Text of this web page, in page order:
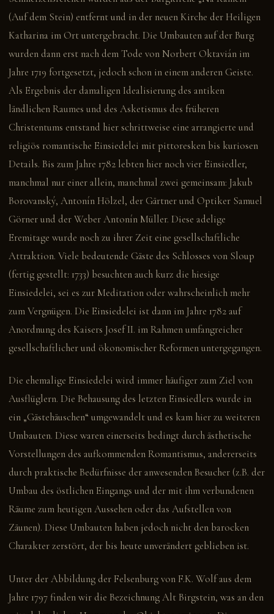
(Auf dem Stein) entfernt und in der neuen Kirche der Heiligen
Katharina im Ort untergebracht. Die Umbauten auf der Burg
wurden dann erst nach dem Tode von Norbert Oktavián im
Jahre 1719 fortgesetzt, jedoch schon in einem anderen Geiste.
Als Ergebnis der damaligen Idealisierung des antiken
ländlichen Raumes und des Asketismus des früheren
Christentums entstand hier schrittweise eine arrangierte und
religiös romantische Einsiedelei mit pittoresken bis kuriosen
Details. Bis zum Jahre 1782 lebten hier noch vier Einsiedler,
manchmal nur einer allein, manchmal zwei gemeinsam: Jakub
Borovanský, Antonín Hölzel, der Gärtner und Optiker Samuel
Görner und der Weber Antonín Müller. Diese adelige
Eremitage wurde noch zu ihrer Zeit eine gesellschaftliche
Attraktion. Viele bedeutende Gäste des Schlosses von Sloup
(fertig gestellt: 1733) besuchten auch kurz die hiesige
Einsiedelei, sei es zur Meditation oder wahrscheinlich mehr
zum Vergnügen. Die Einsiedelei ist dann im Jahre 1782 auf
Anordnung des Kaisers Josef II. im Rahmen umfangreicher
gesellschaftlicher und ökonomischer Reformen untergegangen.
Die ehemalige Einsiedelei wird immer häufiger zum Ziel von
Ausflüglern. Die Behausung des letzten Einsiedlers wurde in
ein „Gästehäuschen“ umgewandelt und es kam hier zu weiteren
Umbauten. Diese waren einerseits bedingt durch ästhetische
Vorstellungen des aufkommenden Romantismus, andererseits
durch praktische Bedürfnisse der anwesenden Besucher (z.B. der
Umbau des östlichen Eingangs und der mit ihm verbundenen
Räume zum heutigen Aussehen oder das Aufstellen von
Zäunen). Diese Umbauten haben jedoch nicht den barocken
Charakter zerstört, der bis heute unverändert geblieben ist.
Unter der Abbildung der Felsenburg von F.K. Wolf aus dem
Jahre 1797 finden wir die Bezeichnung Alt Birgstein, was an den